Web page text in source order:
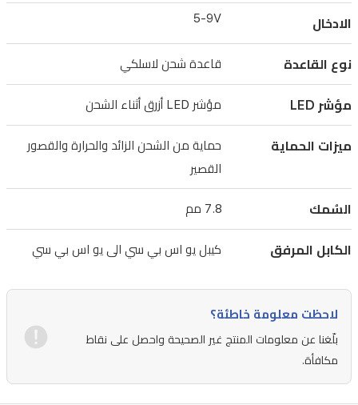
الادخال 5-9V
نوع القاعدة قاعدة شحن لاسلكي
مؤشر LED مؤشر LED أزرق أثناء الشحن
ميزات الحماية
حماية من الشحن الزائد والحرارة والقصور
القصير
السُمك 7.8 مم
الكابل المرفق كيبل يو اس بي سي الى يو اس بي سي
لاحظت معلومة خاطئة؟
بلّغنا عن معلومات المنتج غير الصحيحة واحصل على نقاط
مكافأة.